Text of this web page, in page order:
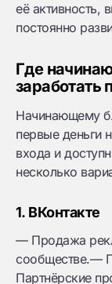
её активность,
постоянно
Где
заработать
Начинающему
первые деньги
входа и
несколько
1. ВКонтакте
— Продажа
сообществе.—
Партнёрские